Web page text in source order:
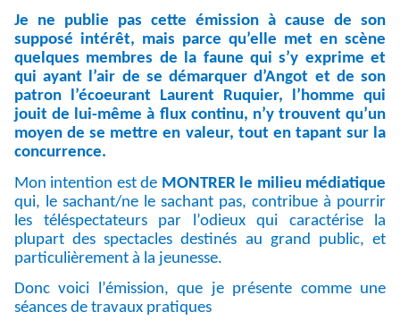
Je ne publie pas cette émission à cause de son
supposé intérêt, mais parce qu’elle met en scène
quelques membres de la faune qui s’y exprime et
qui ayant l’air de se démarquer d’Angot et de son
patron l’écoeurant Laurent Ruquier, l’homme qui
jouit de lui-même à flux continu, n’y trouvent qu’un
moyen de se mettre en valeur, tout en tapant sur la
concurrence.
Mon intention est de MONTRER le milieu médiatique
qui, le sachant/ne le sachant pas, contribue à pourrir
les téléspectateurs par l’odieux qui caractérise la
plupart des spectacles destinés au grand public, et
particulièrement à la jeunesse.
Donc voici l’émission, que je présente comme une
séances de travaux pratiques